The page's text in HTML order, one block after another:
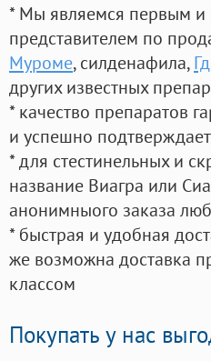
* Мы являемся первым и
представителем по
Муроме, силденафила,
других известных
* качество препаратов
и успешно
* для стестинельных и
название Виагра или
анонимныого заказа
* быстрая и удобная
же возможна доставка
классом
Покупать у нас